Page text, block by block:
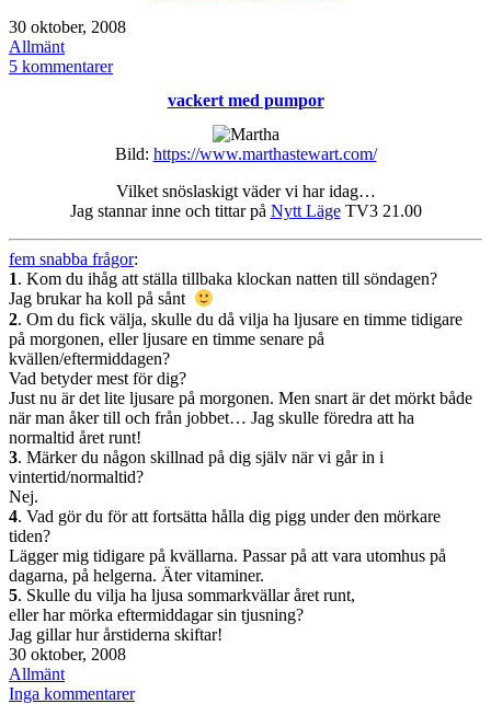
Publicerat
den
30 oktober, 2008
Kategoriserat
som
Allmänt
5 kommentarertill
vackert med pumpor
Bild: https://www.marthastewart.com/
Vilket snöslaskigt väder vi har idag…
Jag stannar inne och tittar på Nytt LägeTV3 21.00
fem snabba frågor:
1. Kom du ihåg att ställa tillbaka klockan natten till söndagen?
Jag brukar ha koll på sånt
2. Om du fick välja, skulle du då vilja ha ljusare en timme tidigare
på morgonen, eller ljusare en timme senare på
kvällen/eftermiddagen?
Vad betyder mest för dig?
Just nu är det lite ljusare på morgonen. Men snart är det mörkt både
när man åker till och från jobbet… Jag skulle föredra att ha
normaltid året runt!
3. Märker du någon skillnad på dig själv när vi går in i
vintertid/normaltid?
Nej.
4. Vad gör du för att fortsätta hålla dig pigg under den mörkare
tiden?
Lägger mig tidigare på kvällarna. Passar på att vara utomhus på
dagarna, på helgerna. Äter vitaminer.
5. Skulle du vilja ha ljusa sommarkvällar året runt,
eller har mörka eftermiddagar sin tjusning?
Jag gillar hur årstiderna skiftar!
Publicerat
den
30 oktober, 2008
Kategoriserat
som
Allmänt
Inga kommentarertill